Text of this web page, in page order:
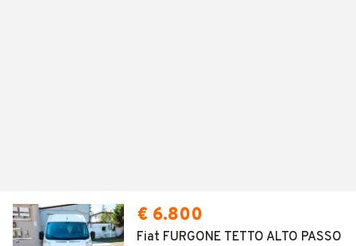
€ 6.800
Fiat FURGONE TETTO ALTO PASSO